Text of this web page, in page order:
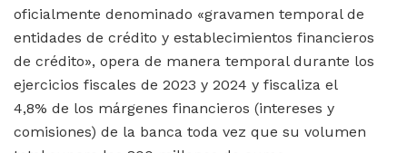
oficialmente denominado «gravamen temporal de
entidades de crédito y establecimientos financieros
de crédito», opera de manera temporal durante los
ejercicios fiscales de 2023 y 2024 y fiscaliza el
4,8% de los márgenes financieros (intereses y
comisiones) de la banca toda vez que su volumen